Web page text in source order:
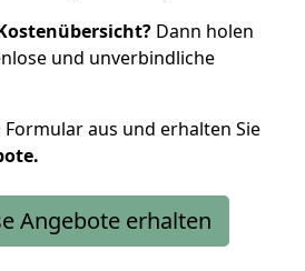
Dann holen
und unverbindliche
Formular aus und erhalten Sie
Angebote erhalten